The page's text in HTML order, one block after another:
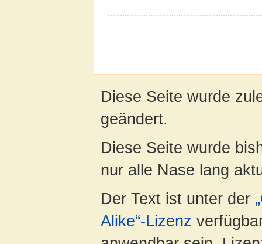
Diese Seite wurde
geändert.
Diese Seite wurde
nur alle Nase lang
Der Text ist unter der
Alike“-Lizenz